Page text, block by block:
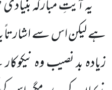
یہ آیتِ مبارکہ
ہے لیکن اس سے اشارتاً
زیادہ بد نصیب وہ